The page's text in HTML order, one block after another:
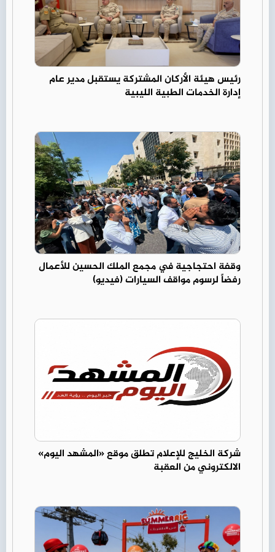
رئيس هيئة الأركان المشتركة يستقبل مدير عام
إدارة الخدمات الطبية الليبية
وقفة احتجاجية في مجمع الملك الحسين للأعمال
رفضاً لرسوم مواقف السيارات (فيديو)
شركة الخليج للإعلام تطلق موقع «المشهد اليوم»
الالكتروني من العقبة